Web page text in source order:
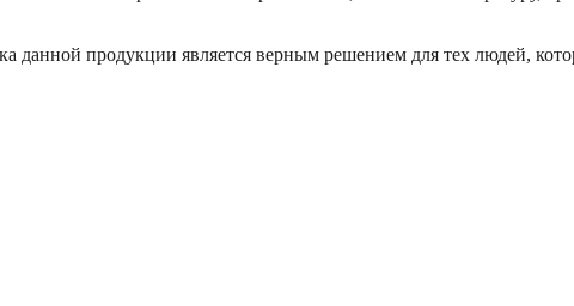
продукции является верным решением для тех людей,